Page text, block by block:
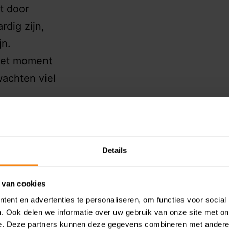
Details
van cookies
en advertenties te personaliseren, om functies voor
Ook delen we informatie over uw gebruik van onze site met
Deze partners kunnen deze gegevens combineren met
door
zijn,
moment
viel
€
zijn
haar